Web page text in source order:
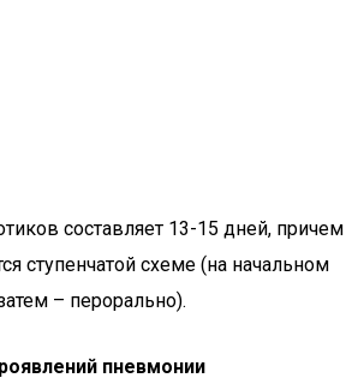
составляет 13-15 дней, причем
ступенчатой схеме (на начальном
– перорально).
пневмонии